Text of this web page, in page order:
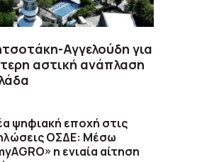
Αγγελούδη για
αστική ανάπλαση
ψηφιακή εποχή στις
ΟΣΔΕ: Μέσω
η ενιαία αίτηση